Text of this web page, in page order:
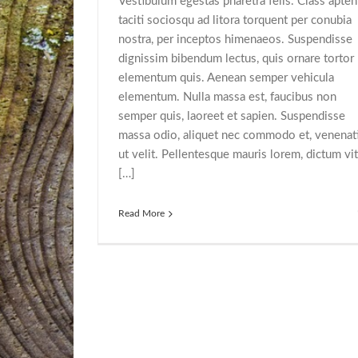
taciti sociosqu ad litora torquent per conubia
nostra, per inceptos himenaeos. Suspendisse
dignissim bibendum lectus, quis ornare tortor
elementum quis. Aenean semper vehicula
elementum. Nulla massa est, faucibus non
semper quis, laoreet et sapien. Suspendisse
massa odio, aliquet nec commodo et,
ut velit. Pellentesque mauris lorem, dictum
[…]
Read More